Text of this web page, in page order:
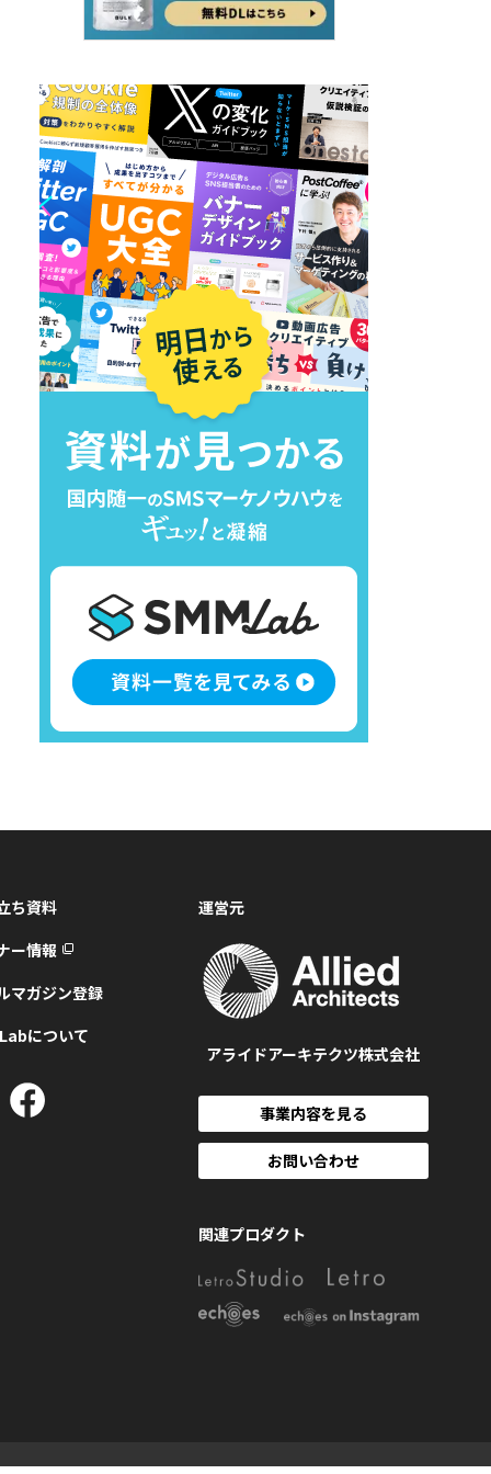
ち資料
ー情報
マガジン登録
について
運営元
アライドアーキテクツ株式会社
事業内容を見る
お問い合わせ
関連プロダクト